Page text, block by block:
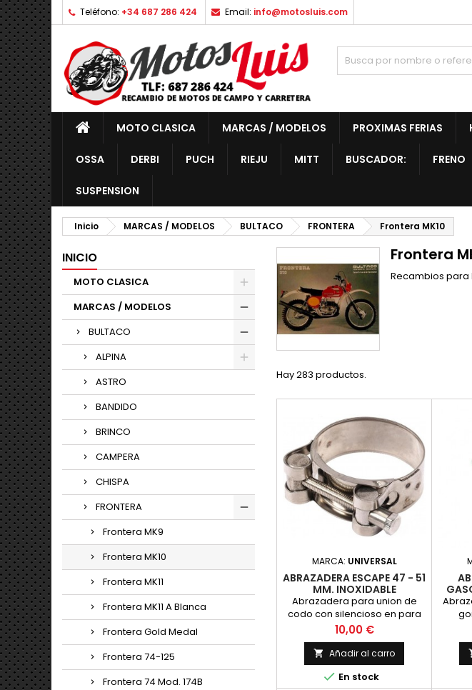
Teléfono: +34 687 286 424 Email: info@motosluis.com
MOTO CLASICA MARCAS / MODELOS PROXIMAS FERIAS
OSSA DERBI PUCH RIEJU MITT BUSCADOR: FRENO
SUSPENSION
Inicio MARCAS / MODELOS BULTACO FRONTERA Frontera MK10
INICIO
MOTO CLASICA
MARCAS / MODELOS
BULTACO
ALPINA
ASTRO
BANDIDO
BRINCO
CAMPERA
CHISPA
FRONTERA
Frontera MK9
Frontera MK10
Frontera MK11
Frontera MK11 A Blanca
Frontera Gold Medal
Frontera 74-125
Frontera 74 Mod. 174B
Frontera
Recambios para
Hay 283 productos.
MARCA: UNIVERSAL
ABRAZADERA ESCAPE 47 - 51
MM. INOXIDABLE
Abrazadera para union de
codo con silencioso en para
diametros entre 47 y 51 mm.
Valido para la mayoria de
modelos, Montesa Impala 175,
OSSA 160, 175 Bultaco Mercurio,
Metralla... Fabricada en acero
Precio
10,00 €
 Añadir al carro
 En stock